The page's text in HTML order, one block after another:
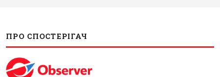
ПРО СПОСТЕРІГАЧ